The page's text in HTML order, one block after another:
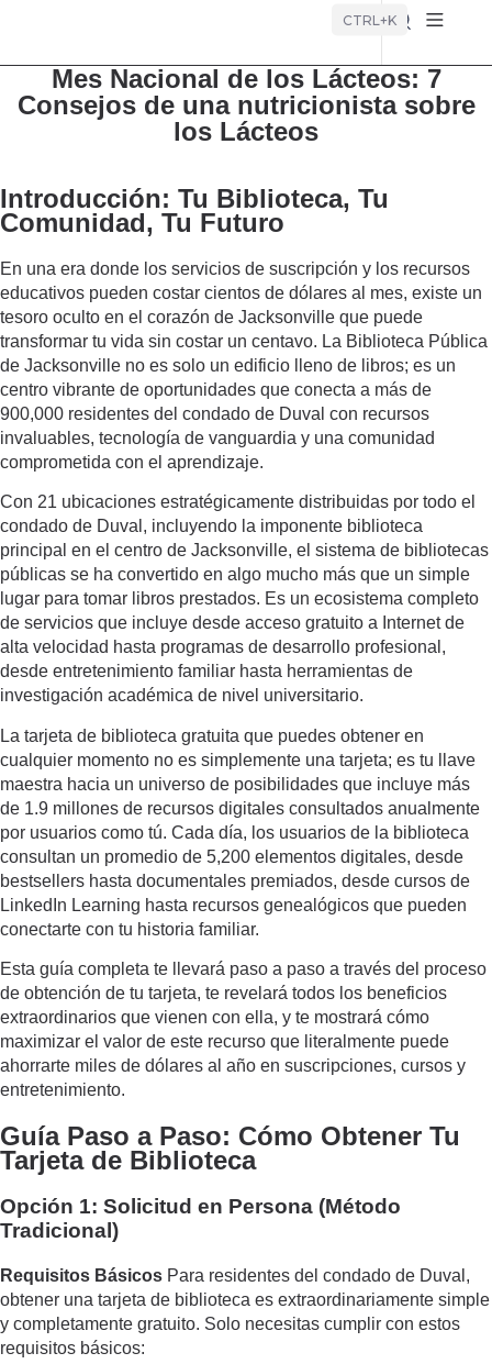
CTRL+K
Mes Nacional de los Lácteos: 7
Consejos de una nutricionista sobre
los Lácteos
Introducción: Tu Biblioteca, Tu
Comunidad, Tu Futuro
En una era donde los servicios de suscripción y los recursos
educativos pueden costar cientos de dólares al mes, existe un
tesoro oculto en el corazón de Jacksonville que puede
transformar tu vida sin costar un centavo. La Biblioteca Pública
de Jacksonville no es solo un edificio lleno de libros; es un
centro vibrante de oportunidades que conecta a más de
900,000 residentes del condado de Duval con recursos
invaluables, tecnología de vanguardia y una comunidad
comprometida con el aprendizaje.
Con 21 ubicaciones estratégicamente distribuidas por todo el
condado de Duval, incluyendo la imponente biblioteca
principal en el centro de Jacksonville, el sistema de bibliotecas
públicas se ha convertido en algo mucho más que un simple
lugar para tomar libros prestados. Es un ecosistema completo
de servicios que incluye desde acceso gratuito a Internet de
alta velocidad hasta programas de desarrollo profesional,
desde entretenimiento familiar hasta herramientas de
investigación académica de nivel universitario.
La tarjeta de biblioteca gratuita que puedes obtener en
cualquier momento no es simplemente una tarjeta; es tu llave
maestra hacia un universo de posibilidades que incluye más
de 1.9 millones de recursos digitales consultados anualmente
por usuarios como tú. Cada día, los usuarios de la biblioteca
consultan un promedio de 5,200 elementos digitales, desde
bestsellers hasta documentales premiados, desde cursos de
LinkedIn Learning hasta recursos genealógicos que pueden
conectarte con tu historia familiar.
Esta guía completa te llevará paso a paso a través del proceso
de obtención de tu tarjeta, te revelará todos los beneficios
extraordinarios que vienen con ella, y te mostrará cómo
maximizar el valor de este recurso que literalmente puede
ahorrarte miles de dólares al año en suscripciones, cursos y
entretenimiento.
Guía Paso a Paso: Cómo Obtener Tu
Tarjeta de Biblioteca
Opción 1: Solicitud en Persona (Método
Tradicional)
Requisitos Básicos Para residentes del condado de Duval,
obtener una tarjeta de biblioteca es extraordinariamente simple
y completamente gratuito. Solo necesitas cumplir con estos
requisitos básicos: